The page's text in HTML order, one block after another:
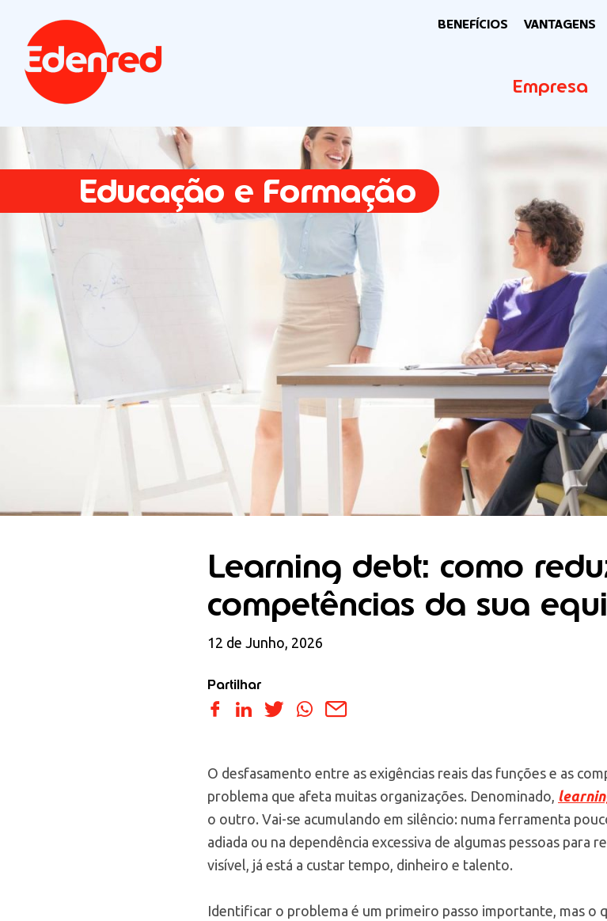
BENEFÍCIOS VANTAGENS
Empresa
Educação e Formação
Learning debt: como
competências da sua
12 de Junho, 2026
Partilhar
O desfasamento entre as exigências reais das funções e as
problema que afeta muitas organizações. Denominado,
o outro. Vai-se acumulando em silêncio: numa ferramenta
adiada ou na dependência excessiva de algumas pessoas para
visível, já está a custar tempo, dinheiro e talento.
Identificar o problema é um primeiro passo importante, mas o